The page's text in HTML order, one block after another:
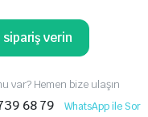
verin
var? Hemen bize ulaşın
68 79 WhatsApp ile Sor